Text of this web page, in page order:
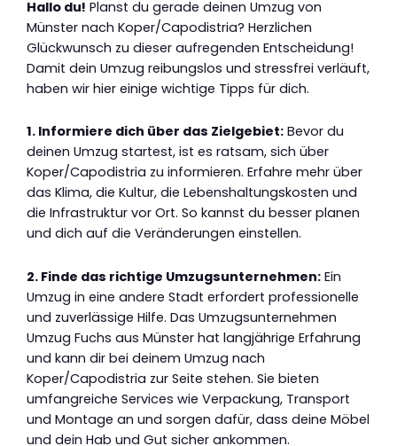
Hallo du! Planst du gerade deinen Umzug von
Münster nach Koper/Capodistria? Herzlichen
Glückwunsch zu dieser aufregenden Entscheidung!
Damit dein Umzug reibungslos und stressfrei verläuft,
haben wir hier einige wichtige Tipps für dich.
1. Informiere dich über das Zielgebiet: Bevor du
deinen Umzug startest, ist es ratsam, sich über
Koper/Capodistria zu informieren. Erfahre mehr über
das Klima, die Kultur, die Lebenshaltungskosten und
die Infrastruktur vor Ort. So kannst du besser planen
und dich auf die Veränderungen einstellen.
2. Finde das richtige Umzugsunternehmen: Ein
Umzug in eine andere Stadt erfordert professionelle
und zuverlässige Hilfe. Das Umzugsunternehmen
Umzug Fuchs aus Münster hat langjährige Erfahrung
und kann dir bei deinem Umzug nach
Koper/Capodistria zur Seite stehen. Sie bieten
umfangreiche Services wie Verpackung, Transport
und Montage an und sorgen dafür, dass deine Möbel
und dein Hab und Gut sicher ankommen.